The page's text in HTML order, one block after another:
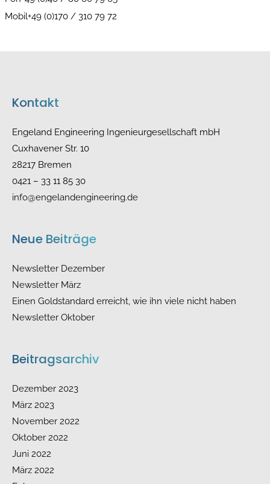
Mobil+49 (0)170 / 310 79 72
Kontakt
Engeland Engineering Ingenieurgesellschaft mbH
Cuxhavener Str. 10
28217 Bremen
0421 – 33 11 85 30
info@engelandengineering.de
Neue Beiträge
Newsletter Dezember
Newsletter März
Einen Goldstandard erreicht, wie ihn viele nicht haben
Newsletter Oktober
Beitragsarchiv
Dezember 2023
März 2023
November 2022
Oktober 2022
Juni 2022
März 2022